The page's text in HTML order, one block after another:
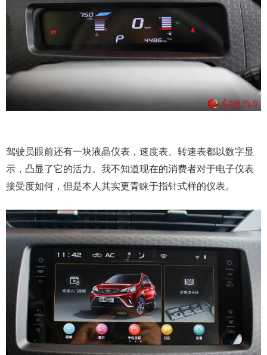
驾驶员眼前还有一块液晶仪表，速度表、转速表都以数字显
示，凸显了它的活力。我不知道现在的消费者对于电子仪表
接受度如何，但是本人其实更青睐于指针式样的仪表。